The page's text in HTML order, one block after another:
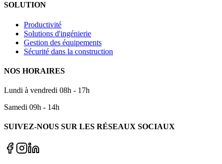
SOLUTION
Productivité
Solutions d'ingénierie
Gestion des équipements
Sécurité dans la construction
NOS HORAIRES
Lundi à vendredi 08h - 17h
Samedi 09h - 14h
SUIVEZ-NOUS SUR LES RÉSEAUX SOCIAUX